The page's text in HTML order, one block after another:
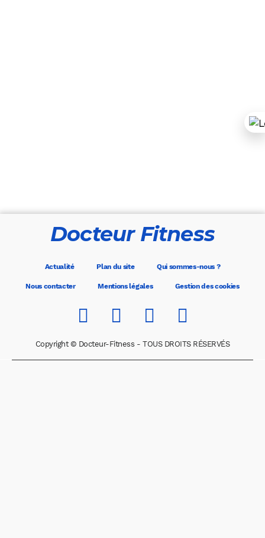
Docteur Fitness
Actualité Plan du site Qui sommes-nous ?
Nous contacter Mentions légales Gestion des cookies
Copyright © Docteur-Fitness - TOUS DROITS RÉSERVÉS